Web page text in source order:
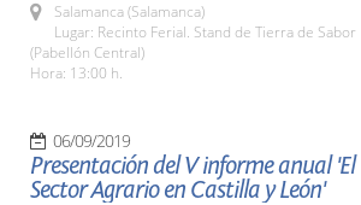
Salamanca (Salamanca)
Lugar: Recinto Ferial. Stand de Tierra de Sabor
(Pabellón Central)
Hora: 13:00 h.
06/09/2019
Presentación del V informe anual 'El
Sector Agrario en Castilla y León'